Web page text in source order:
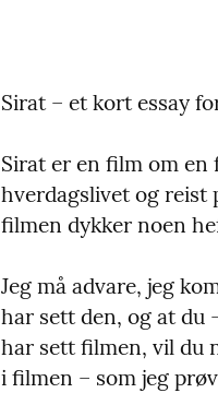
Sirat – et kort essay
Sirat er en film om
hverdagslivet og reist
filmen dykker noen
Jeg må advare, jeg
har sett den, og at du
har sett filmen, vil du
i filmen – som jeg